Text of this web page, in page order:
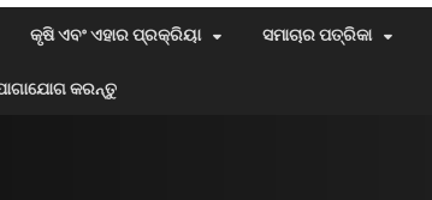
କୃଷି ଏବଂ ଏହାର ପ୍ରକ୍ରିୟା ସମାଚାର ପତ୍ରିକା
କରନ୍ତୁ